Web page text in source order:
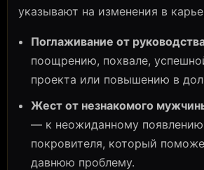
указывают на изменения в
Поглаживание от
поощрению, похвале,
проекта или повышению в
Жест от незнакомого
— к неожиданному появлению
покровителя, который
давнюю проблему.